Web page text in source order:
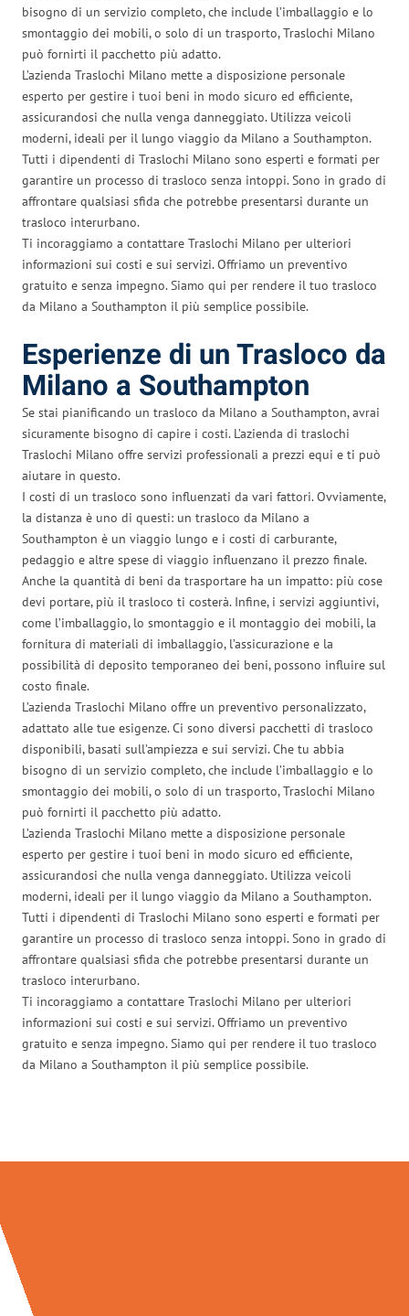
bisogno di un servizio completo, che include l’imballaggio e lo
smontaggio dei mobili, o solo di un trasporto, Traslochi Milano
può fornirti il pacchetto più adatto.
L’azienda Traslochi Milano mette a disposizione personale
esperto per gestire i tuoi beni in modo sicuro ed efficiente,
assicurandosi che nulla venga danneggiato. Utilizza veicoli
moderni, ideali per il lungo viaggio da Milano a Southampton.
Tutti i dipendenti di Traslochi Milano sono esperti e formati per
garantire un processo di trasloco senza intoppi. Sono in grado di
affrontare qualsiasi sfida che potrebbe presentarsi durante un
trasloco interurbano.
Ti incoraggiamo a contattare Traslochi Milano per ulteriori
informazioni sui costi e sui servizi. Offriamo un preventivo
gratuito e senza impegno. Siamo qui per rendere il tuo trasloco
da Milano a Southampton il più semplice possibile.
Esperienze di un Trasloco da
Milano a Southampton
Se stai pianificando un trasloco da Milano a Southampton, avrai
sicuramente bisogno di capire i costi. L’azienda di traslochi
Traslochi Milano offre servizi professionali a prezzi equi e ti può
aiutare in questo.
I costi di un trasloco sono influenzati da vari fattori. Ovviamente,
la distanza è uno di questi: un trasloco da Milano a
Southampton è un viaggio lungo e i costi di carburante,
pedaggio e altre spese di viaggio influenzano il prezzo finale.
Anche la quantità di beni da trasportare ha un impatto: più cose
devi portare, più il trasloco ti costerà. Infine, i servizi aggiuntivi,
come l’imballaggio, lo smontaggio e il montaggio dei mobili, la
fornitura di materiali di imballaggio, l’assicurazione e la
possibilità di deposito temporaneo dei beni, possono influire sul
costo finale.
L’azienda Traslochi Milano offre un preventivo personalizzato,
adattato alle tue esigenze. Ci sono diversi pacchetti di trasloco
disponibili, basati sull’ampiezza e sui servizi. Che tu abbia
bisogno di un servizio completo, che include l’imballaggio e lo
smontaggio dei mobili, o solo di un trasporto, Traslochi Milano
può fornirti il pacchetto più adatto.
L’azienda Traslochi Milano mette a disposizione personale
esperto per gestire i tuoi beni in modo sicuro ed efficiente,
assicurandosi che nulla venga danneggiato. Utilizza veicoli
moderni, ideali per il lungo viaggio da Milano a Southampton.
Tutti i dipendenti di Traslochi Milano sono esperti e formati per
garantire un processo di trasloco senza intoppi. Sono in grado di
affrontare qualsiasi sfida che potrebbe presentarsi durante un
trasloco interurbano.
Ti incoraggiamo a contattare Traslochi Milano per ulteriori
informazioni sui costi e sui servizi. Offriamo un preventivo
gratuito e senza impegno. Siamo qui per rendere il tuo trasloco
da Milano a Southampton il più semplice possibile.